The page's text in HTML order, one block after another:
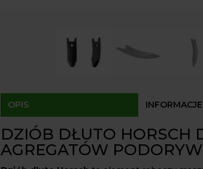
OPIS
DZIÓB DŁUTO HORSCH
AGREGATÓW